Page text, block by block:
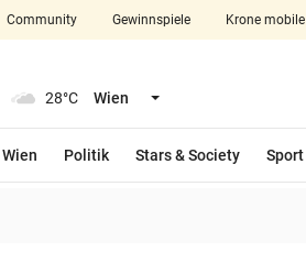
closeSchließen
arrow_right
Community Gewinnspiele Krone mobile
28°C Wien Menü aufklappen
Wien Politik Stars & Society Sport